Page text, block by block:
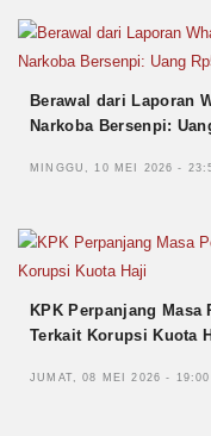
Berawal dari Laporan
Narkoba Bersenpi:
MINGGU, 10 MEI 2026 -
KPK Perpanjang Masa
Terkait Korupsi Kuota
JUMAT, 08 MEI 2026 -